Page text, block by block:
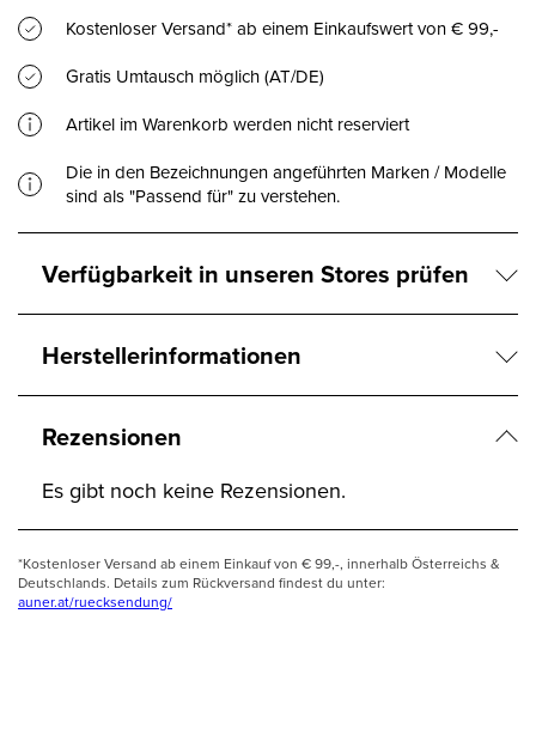
Kostenloser Versand* ab einem Einkaufswert von € 99,-
Gratis Umtausch möglich (AT/DE)
Artikel im Warenkorb werden nicht reserviert
Die in den Bezeichnungen angeführten Marken / Modelle
sind als "Passend für" zu verstehen.
Verfügbarkeit in unseren Stores prüfen
Herstellerinformationen
Rezensionen
Es gibt noch keine Rezensionen.
*Kostenloser Versand ab einem Einkauf von € 99,-, innerhalb Österreichs &
Deutschlands. Details zum Rückversand findest du unter:
auner.at/ruecksendung/